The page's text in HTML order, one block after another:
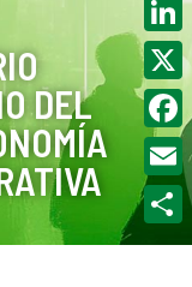
DEL
X
Email